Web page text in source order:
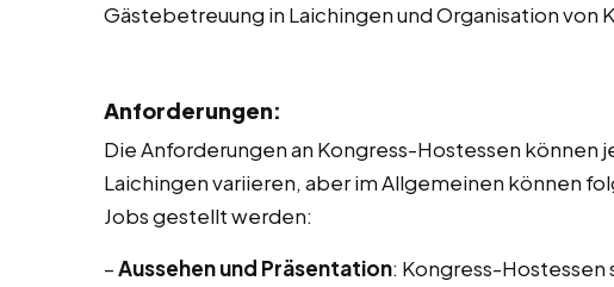
Gästebetreuung in Laichingen und Organisation von
Anforderungen:
Die Anforderungen an Kongress-Hostessen können
Laichingen variieren, aber im Allgemeinen können
Jobs gestellt werden:
–Aussehen und Präsentation: Kongress-